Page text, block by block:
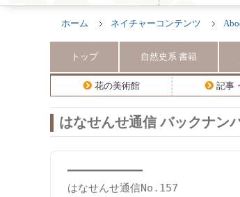
ホーム ネイチャーコンテンツ
トップ 自然史系 書籍
花の美術館 記事
はなせんせ通信 バックナン
━━━━━━━━━━━━
はなせんせ通信No.157